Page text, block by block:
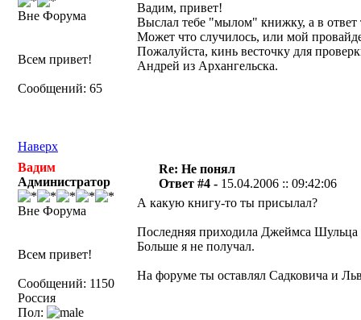
Вне Форума
Всем привет!
Сообщений: 65
Вадим, привет!
Выслал тебе "мылом" книжку, а в
Может что случилось, или мой
Пожалуйста, кинь весточку для
Андрей из Архангельска.
Наверх
Вадим
Администратор
Вне Форума
Всем привет!
Сообщений: 1150
Россия
Пол:
Re: Не понял
Ответ #4 - 15.04.2006 :: 09:42:06
А какую книгу-то ты присылал?
Последняя приходила Джеймса
Больше я не получал.
На форуме ты оставлял Садковича и